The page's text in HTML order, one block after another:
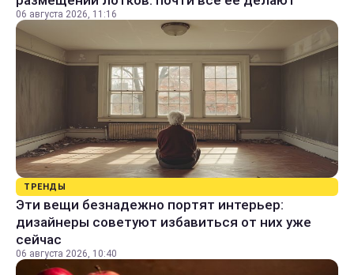
06 августа 2026, 11:16
ТРЕНДЫ
Эти вещи безнадежно портят интерьер:
дизайнеры советуют избавиться от них уже
сейчас
06 августа 2026, 10:40